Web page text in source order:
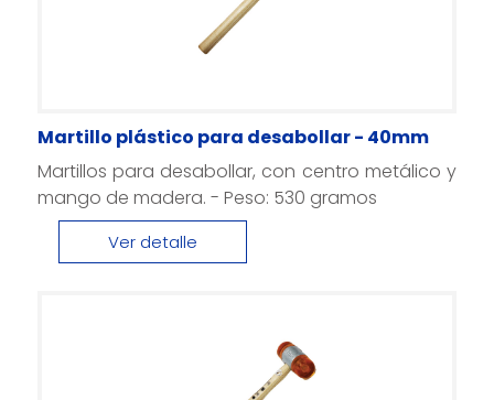
Martillo plástico para desabollar - 40mm
Martillos para desabollar, con centro metálico y
mango de madera. - Peso: 530 gramos
Ver detalle